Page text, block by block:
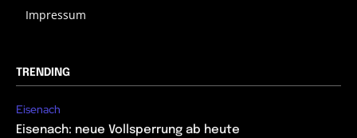
Impressum
TRENDING
Eisenach
Eisenach: neue Vollsperrung ab heute